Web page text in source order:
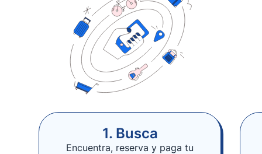
1. Busca
Encuentra, reserva y paga tu